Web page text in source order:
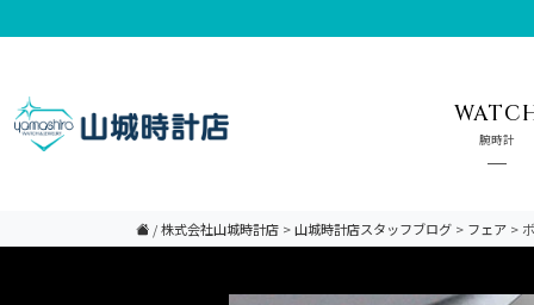
腕時計
/株式会社山城時計店 >山城時計店スタッフブログ > フェア >